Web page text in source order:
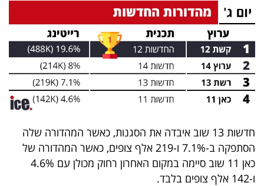
המילון
הכלכלי
פודקאסט
40
UNDER
שיתופי
חדשות 13 שוב איבדה את הסגנות, כאשר המהדורה שלה
הסתפקה ב-7.1% ו-219 אלף צופים, כאשר המהדורה של
כאן 11 שוב סיימה במקום האחרון רחוק מכולן עם 4.6%
ו-142 אלף צופים בלבד.